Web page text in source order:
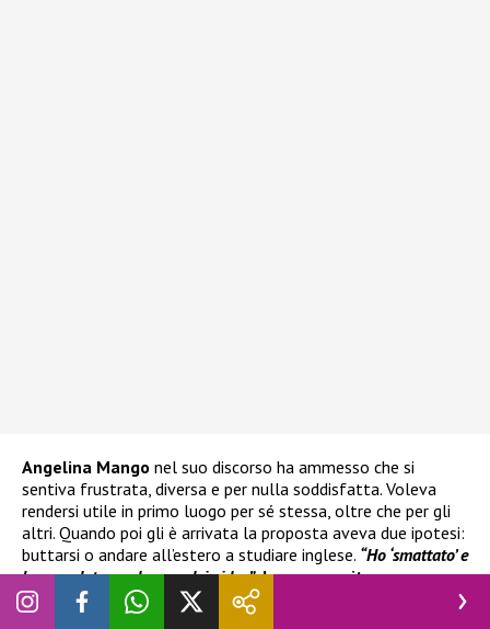
Angelina Mango nel suo discorso ha ammesso che si
sentiva frustrata, diversa e per nulla soddisfatta. Voleva
rendersi utile in primo luogo per sé stessa, oltre che per gli
altri. Quando poi gli è arrivata la proposta aveva due ipotesi:
buttarsi o andare all’estero a studiare inglese. “Ho ‘smattato’ e
ho mandato un demo e dei video”, ha proseguito.
svoltache l’ha portata dritta verso